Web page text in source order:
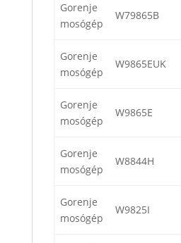
Gorenje
mosógép
W79865B
Gorenje
mosógép
W9865EUK
Gorenje
mosógép
W9865E
Gorenje
mosógép
W8844H
Gorenje
mosógép
W9825I